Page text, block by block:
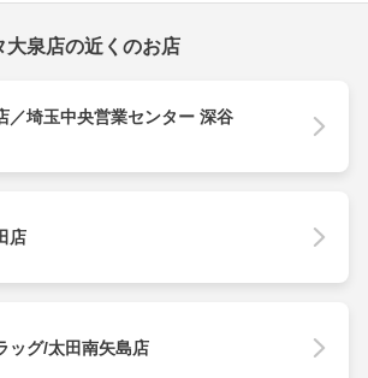
大泉店の近くのお店
／埼玉中央営業センター 深谷
店
ッグ/太田南矢島店